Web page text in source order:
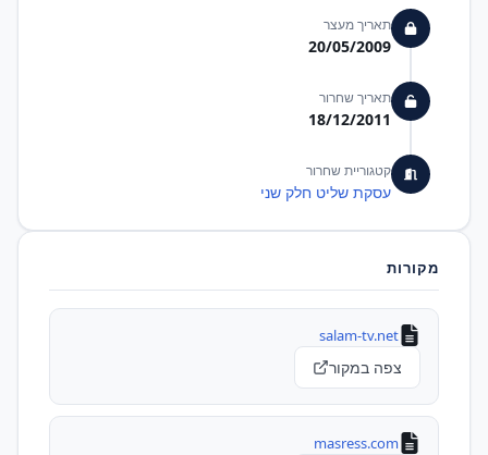
תאריך מעצר
20/05/2009
תאריך שחרור
18/12/2011
קטגוריית שחרור
עסקת שליט חלק שני
מקורות
salam-tv.net
צפה במקור
masress.com